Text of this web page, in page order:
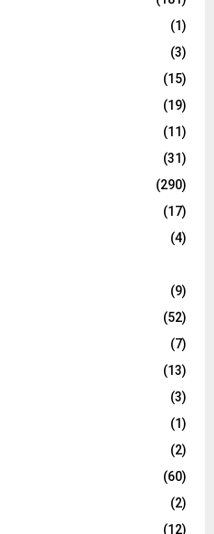
(1)
(3)
(15)
(19)
(11)
(31)
(290)
(17)
(4)
(9)
(52)
(7)
(13)
(3)
(1)
(2)
(60)
(2)
(12)